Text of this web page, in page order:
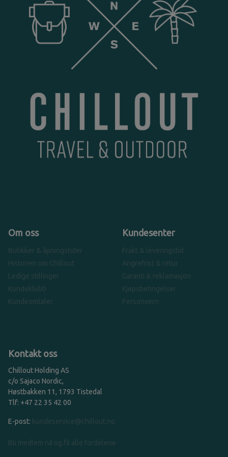
Om oss
Butikker & åpningstider
Historien om Chillout
Ledige stillinger
Kundeklubb
Kundeomtaler
Kundesenter
Frakt & leveringstid
Angrefrist & retur
Garanti & reklamasjon
Kjøpsbetingelser
Personvern
Kontakt oss
Chillout Holding AS
c/o Sajaco Nordic,
Høstbakken 11, 1793 Tistedal
Tlf: +47 22 35 42 00
E-post: kundeservice@chillout.no
Bli medlem nå og få alle fordelene